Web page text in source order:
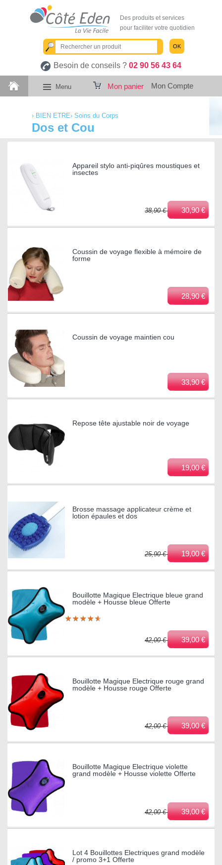
Des produits et services
pour faciliter votre quotidien
OK
Besoin de conseils ? 02 90 56 43 64
Menu Mon Compte
Mon panier
› BIEN ETRE› Soins du Corps
Dos et Cou
Appareil stylo anti-piqûres moustiques et
insectes
38,90 € 30,90 €
Coussin de voyage flexible à mémoire de
forme
28,90 €
Coussin de voyage maintien cou
33,90 €
Repose tête ajustable noir de voyage
19,00 €
Brosse massage applicateur crème et
lotion épaules et dos
25,90 € 19,00 €
Bouillotte Magique Electrique bleue grand
modèle + Housse bleue Offerte
★ ★ ★ ★ ★
★ ★ ★ ★ ★
42,00 € 39,00 €
Bouillotte Magique Electrique rouge grand
modèle + Housse rouge Offerte
42,00 € 39,00 €
Bouillotte Magique Electrique violette
grand modèle + Housse violette Offerte
42,00 € 39,00 €
Lot 4 Bouillottes Electriques grand modèle
/ promo 3+1 Offerte